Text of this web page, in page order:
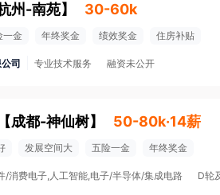
州-南苑】 30-60k
一金 年终奖金 绩效奖金 住房补贴
司 专业技术服务 融资未公开
【成都-神仙树】 50-80k·14薪
发展空间大 五险一金 年终奖金
/消费电子,人工智能,电子/半导体/集成电路 D轮